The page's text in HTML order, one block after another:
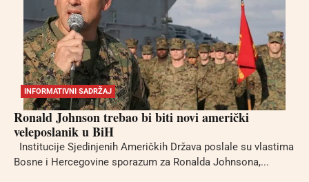
INFORMATIVNI SADRŽAJ
Ronald Johnson trebao bi biti novi američki
veleposlanik u BiH
Institucije Sjedinjenih Američkih Država poslale su vlastima
Bosne i Hercegovine sporazum za Ronalda Johnsona,...